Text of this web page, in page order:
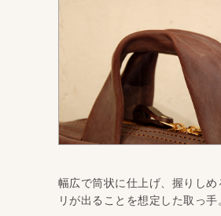
幅広で筒状に仕上げ、握りしめ
リが出ることを想定した取っ手